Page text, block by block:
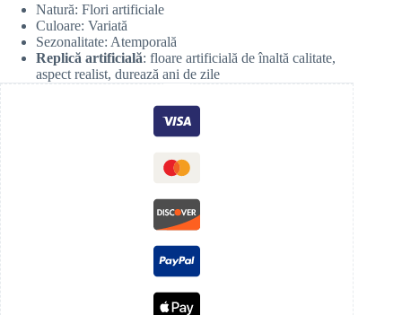
Natură: Flori artificiale
Culoare: Variată
Sezonalitate: Atemporală
Replică artificială: floare artificială de înaltă calitate,
aspect realist, durează ani de zile